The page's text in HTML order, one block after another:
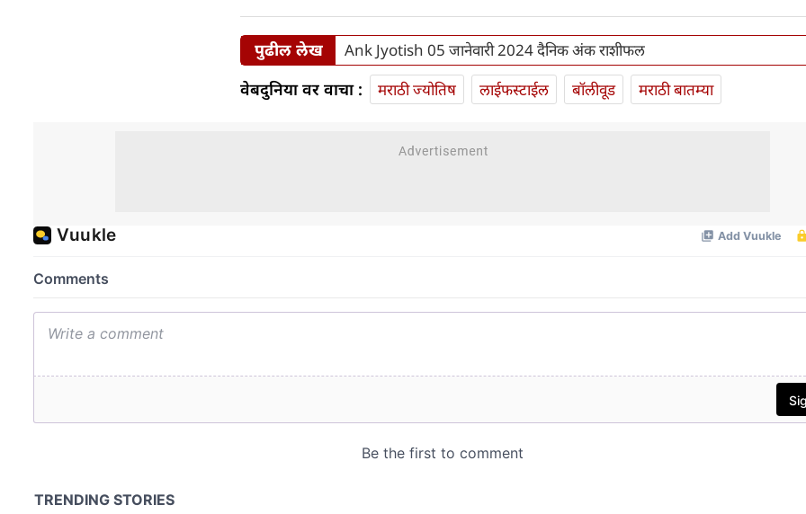
पुढील लेख Ank Jyotish 05 जानेवारी 2024 दैनिक अंक राशीफल
वेबदुनिया वर वाचा : मराठी ज्योतिष लाईफस्टाईल बॉलीवूड मराठी बातम्या